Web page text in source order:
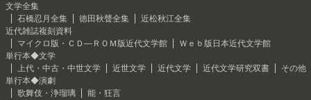
文学全集
石橋忍月全集
徳田秋聲全集
近松秋江全集
近代雑誌複刻資料
マイクロ版・ＣＤ―ＲＯＭ版近代文学館
Ｗｅｂ版日本近代文学館
単行本◆文学
上代・中古・中世文学
近世文学 近代文学 近代文学研究双書
その他
単行本◆演劇
歌舞伎・浄瑠璃
能・狂言